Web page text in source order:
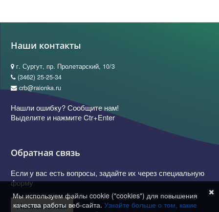
Наши контакты
г. Сургут, пр. Пролетарский, 10/3
(3462) 25-25-34
crb@raionka.ru
Нашли ошибку? Сообщите нам!
Выделите и нажмите Ctr+Enter
Обратная связь
Если у вас есть вопросы, задайте их через специальную
форму
Написать нам
Мы используем файлы cookie ("cookies") для повышения
качества работы веб-сайта. Узнайте больше о том, какие